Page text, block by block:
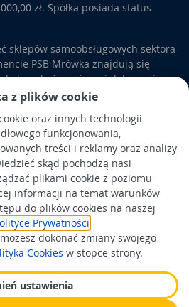
z plików cookie
oraz innych technologii
funkcjonowania,
treści i reklamy oraz analizy
skąd pochodzą nasi
plikami cookie z poziomu
informacji na temat warunków
do plików cookies na naszej
Prywatności
dokonać zmiany swojego
Cookies w stopce strony.
ustawienia
zł. Spółka posiada status
sklepów samoobsługowych sektora
PSB Mrówka znajdują się
wykończeniowe i dekoracyjne,
elektronarzędzia, a także
i otoczeniem domu.